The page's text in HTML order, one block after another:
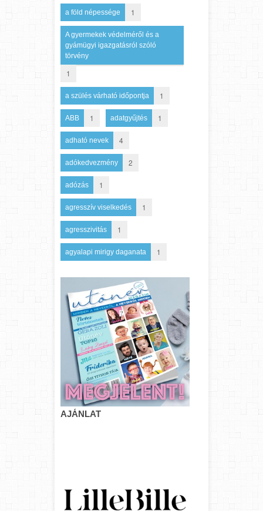
a föld népessége 1
A gyermekek védelméről és a
gyámügyi igazgatásról szóló
törvény
1
a szülés várható időpontja 1
ABB 1 adatgyűjtés 1
adható nevek 4
adókedvezmény 2
adózás 1
agresszív viselkedés 1
agresszivitás 1
agyalapi mirigy daganata 1
AJÁNLAT